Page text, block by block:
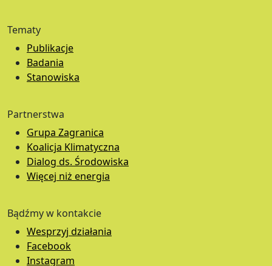
Tematy
Publikacje
Badania
Stanowiska
Partnerstwa
Grupa Zagranica
Koalicja Klimatyczna
Dialog ds. Środowiska
Więcej niż energia
Bądźmy w kontakcie
Wesprzyj działania
Facebook
Instagram